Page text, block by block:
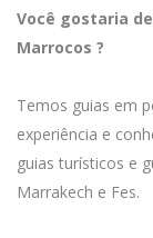
Você gostaria
Marrocos ?
Temos guias em
experiência e
guias turísticos e
Marrakech e Fes.